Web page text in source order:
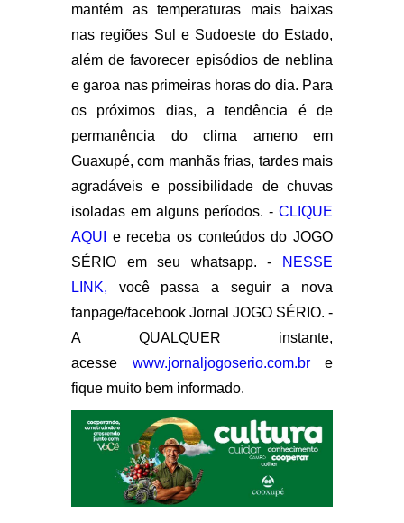
mantém as temperaturas mais baixas
nas regiões Sul e Sudoeste do Estado,
além de favorecer episódios de neblina
e garoa nas primeiras horas do dia. Para
os próximos dias, a tendência é de
permanência do clima ameno em
Guaxupé, com manhãs frias, tardes mais
agradáveis e possibilidade de chuvas
isoladas em alguns períodos. - CLIQUE
AQUI
e receba os conteúdos do JOGO
SÉRIO em seu whatsapp. -
NESSE
LINK, você passa a seguir a nova
fanpage/facebook Jornal JOGO SÉRIO. -
A QUALQUER instante,
acesse www.jornaljogoserio.com.bre
fique muito bem informado.